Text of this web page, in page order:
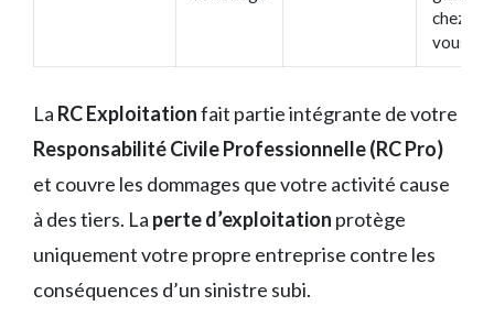
chez
vous
La RC Exploitationfait partie intégrante de votre
Responsabilité Civile Professionnelle (RC Pro)
et couvre les dommages que votre activité cause
à des tiers. La perte d’exploitation protège
uniquement votre propre entreprise contre les
conséquences d’un sinistre subi.